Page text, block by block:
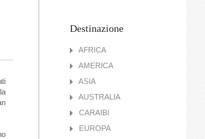
Destinazione
AFRICA
AMERICA
ASIA
AUSTRALIA
CARAIBI
EUROPA